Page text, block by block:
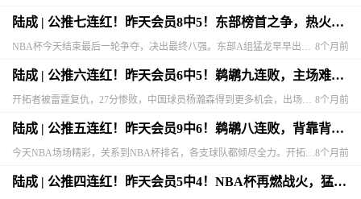
陆成 | 公推七连红！昨天会员8中5！东部榜首之争，热火六连胜，送背靠背活塞三连败？（分享NBA）
8个月前
陆成 | 公推六连红！昨天会员6中5！鹈鹕九连败，主场难阻公牛冲击？（分享NBA）
8个月前
陆成 | 公推五连红！昨天会员9中6！鹈鹕八连败，背靠背输球，老鹰客场捉小鸟？（分享NBA）
8个月前
陆成 | 公推四连红！昨天会员5中4！NBA杯再燃战火，猛龙大胜垫底奇才？（分享NBA）